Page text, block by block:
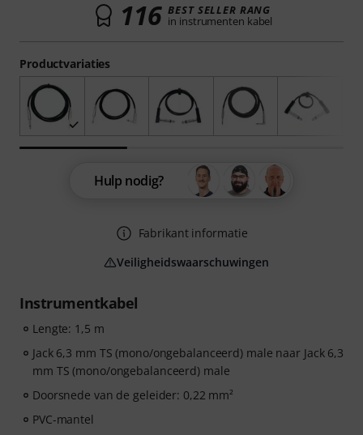
Instrumentkabel
Lengte: 1,5 m
Jack 6,3 mm TS (mono/ongebalanceerd) male naar Jack 6,3
mm TS (mono/ongebalanceerd) male
Doorsnede van de geleider: 0,22 mm²
PVC-mantel
Productvariaties
116 BEST SELLER RANG
in instrumenten kabel
Hulp nodig?
Fabrikant informatie
Veiligheidswaarschuwingen